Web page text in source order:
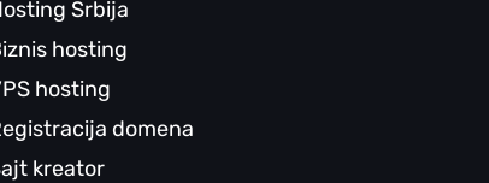
Srbija
hosting
hosting
domena
kreator